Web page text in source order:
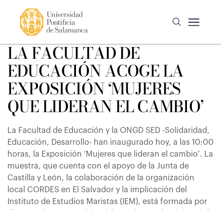
LA FACULTAD DE
EDUCACIÓN ACOGE LA
EXPOSICIÓN ‘MUJERES
QUE LIDERAN EL CAMBIO’
La Facultad de Educación y la ONGD SED -Solidaridad,
Educación, Desarrollo- han inaugurado hoy, a las 10:00
horas, la Exposición ‘Mujeres que lideran el cambio’. La
muestra, que cuenta con el apoyo de la Junta de
Castilla y León, la colaboración de la organización
local CORDES en El Salvador y la implicación del
Instituto de Estudios Maristas (IEM), está formada por